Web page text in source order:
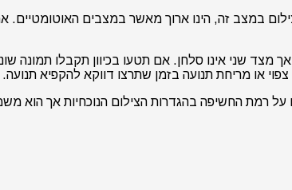
במצב זה, הינו ארוך מאשר במצבים
שני אינו סלחן. אם תטעו בכיוון תקבלו תמונה
או מריחת תנועה בזמן שתרצו דווקא להקפיא תנועה.
רמת החשיפה בהגדרות הצילום הנוכחיות אך הוא